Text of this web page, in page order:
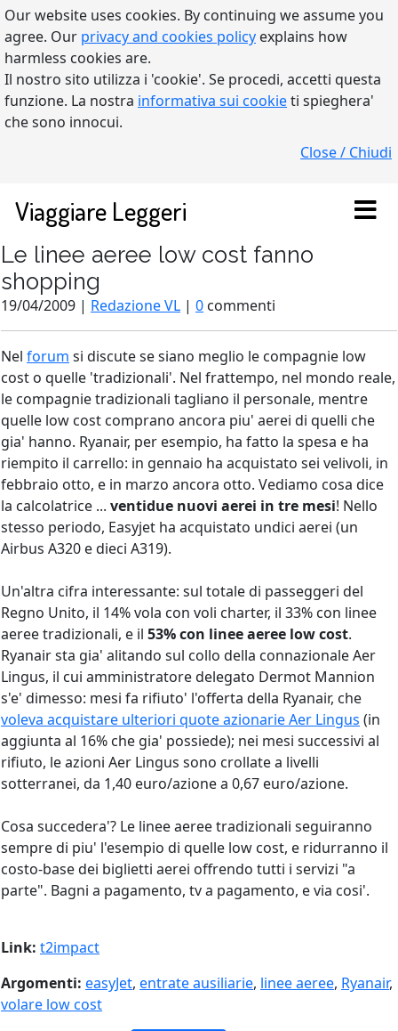
Our website uses cookies. By continuing we assume you
agree. Our privacy and cookies policy explains how
harmless cookies are.
Il nostro sito utilizza i 'cookie'. Se procedi, accetti questa
funzione. La nostra informativa sui cookieti spieghera'
che sono innocui.
Close / Chiudi
Viaggiare Leggeri
Le linee aeree low cost fanno
shopping
19/04/2009 | Redazione VL | 0 commenti
Nel forum si discute se siano meglio le compagnie low
cost o quelle 'tradizionali'. Nel frattempo, nel mondo reale,
le compagnie tradizionali tagliano il personale, mentre
quelle low cost comprano ancora piu' aerei di quelli che
gia' hanno. Ryanair, per esempio, ha fatto la spesa e ha
riempito il carrello: in gennaio ha acquistato sei velivoli, in
febbraio otto, e in marzo ancora otto. Vediamo cosa dice
la calcolatrice ... ventidue nuovi aerei in tre mesi! Nello
stesso periodo, Easyjet ha acquistato undici aerei (un
Airbus A320 e dieci A319).
Un'altra cifra interessante: sul totale di passeggeri del
Regno Unito, il 14% vola con voli charter, il 33% con linee
aeree tradizionali, e il 53% con linee aeree low cost.
Ryanair sta gia' alitando sul collo della connazionale Aer
Lingus, il cui amministratore delegato Dermot Mannion
s'e' dimesso: mesi fa rifiuto' l'offerta della Ryanair, che
voleva acquistare ulteriori quote azionarie Aer Lingus (in
aggiunta al 16% che gia' possiede); nei mesi successivi al
rifiuto, le azioni Aer Lingus sono crollate a livelli
sotterranei, da 1,40 euro/azione a 0,67 euro/azione.
Cosa succedera'? Le linee aeree tradizionali seguiranno
sempre di piu' l'esempio di quelle low cost, e ridurranno il
costo-base dei biglietti aerei offrendo tutti i servizi "a
parte". Bagni a pagamento, tv a pagamento, e via cosi'.
Link: t2impact
Argomenti: easyJet, entrate ausiliarie, linee aeree, Ryanair,
volare low cost